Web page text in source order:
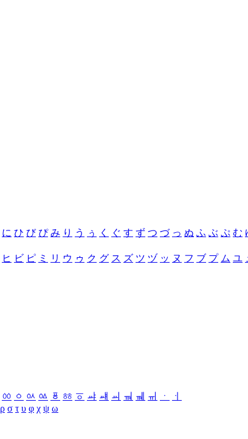
に ひ び ぴ み り う ぅ く ぐ す ず つ づ っ ぬ ふ ぶ ぷ む
ヒ ビ ピ ミ リ ウ ゥ ク グ ス ズ ツ ヅ ッ ヌ フ ブ プ ム ユ
ㆀ ㆁ ㆂ ㆃ ㆄ ㆅ ㆆ ㆇ ㆈ ㆉ ㆊ ㆋ ㆌ ㆍ
ㆎ
ρ σ τ υ φ χ ψ ω